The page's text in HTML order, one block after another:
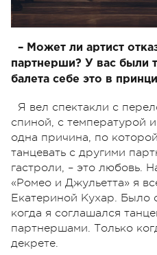
– Может ли артист
партнерши? У вас были
балета себе это в
Я вел спектакли с
спиной, с температурой
одна причина, по
танцевать с другими
гастроли, – это любовь.
«Ромео и Джульетта» я
Екатериной Кухар. Было
когда я соглашался
партнершами. Только
декрете.